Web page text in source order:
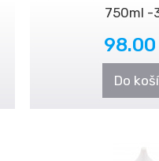
750ml -
98.00
Do